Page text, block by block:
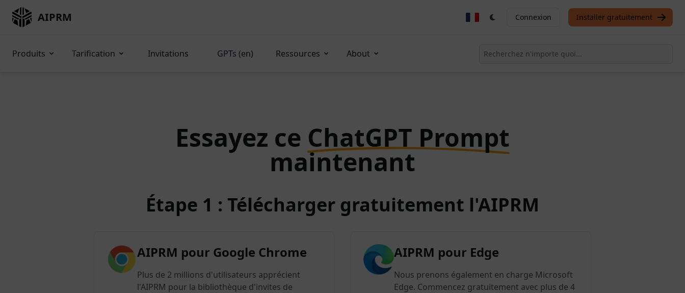
AIPRM Connexion Installer gratuitement
Produits Tarification Invitations GPTs (en) Ressources About
Essayez ce ChatGPT Prompt
maintenant
Étape 1 : Télécharger gratuitement l'AIPRM
AIPRM pour Google Chrome
Plus de 2 millions d'utilisateurs apprécient
l'AIPRM pour la bibliothèque d'invites de
AIPRM pour Edge
Nous prenons également en charge Microsoft
Edge. Commencez gratuitement avec plus de 4